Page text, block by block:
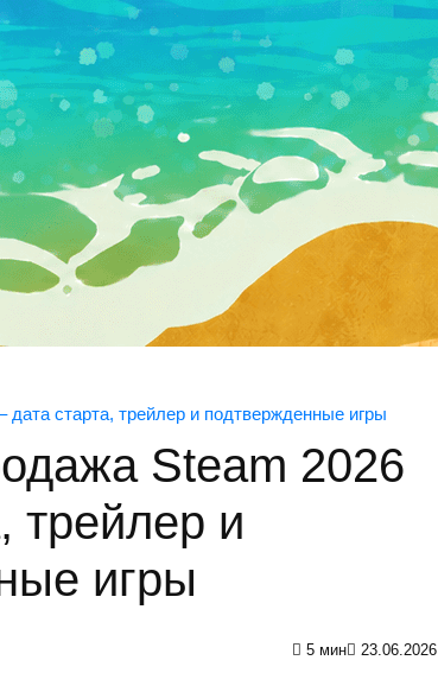
старта, трейлер и подтвержденные игры
Steam 2026
трейлер и
игры
5 мин 23.06.2026